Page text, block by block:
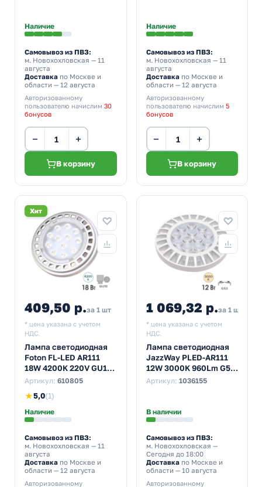
Наличие
Самовывоз из ПВЗ:
м. Новохохловская — 11
августа
Доставка по Москве и
области — 12 августа
Авторизованному
пользователю начислим 30
бонусов
− +
В корзину
Наличие
Самовывоз из ПВЗ:
м. Новохохловская — 11
августа
Доставкапо Москве и
области — 12 августа
Авторизованному
пользователю начислим 5
бонусов
− +
В корзину
Хит
409,50 р.за 1 шт
* цена указана с учетом
НДС.
Лампа светодиодная
Foton FL-LED AR111
18W 4200K 220V GU10
30° 1400Lm холодный
Артикул: 610805
★5,0(1)
Наличие
Самовывоз из ПВЗ:
м. Новохохловская — 11
августа
Доставка по Москве и
области — 12 августа
Авторизованному
1 069,32 р.за 1 шт
* цена указана с учетом
НДС.
Лампа светодиодная
JazzWay PLED-AR111
12W 3000K 960Lm G53
185-265V
Артикул: 1036155
В наличии
Самовывоз из ПВЗ:
м. Новохохловская —
Сегодня до 18:00
Доставкапо Москве и
области — 10 августа
Авторизованному